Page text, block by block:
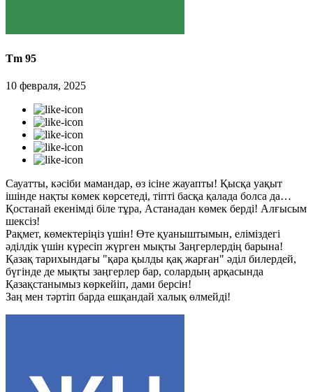
Tm 95
10 февраля, 2025
Сауатты, кәсіби мамандар, өз ісіне жауапты! Қысқа уақыт
ішінде нақты көмек көрсетеді, тіпті басқа қалада болса да…
Қостанай екенімді біле тұра, Астанадан көмек берді! Алғысым
шексіз!
Рақмет, көмектеріңіз үшін! Өте қуаныштымын, еліміздегі
әділдік үшін күресіп жүрген мықты Заңгерлердің барына!
Қазақ тарихындағы "қара қылды қақ жарған" әділ билердей,
бүгінде де мықты заңгерлер бар, солардың арқасында
Қазақстанымыз көркейіп, дами берсін!
Заң мен тәртіп барда ешқандай халық өлмейді!